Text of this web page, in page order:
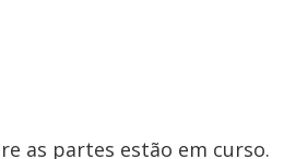
as partes estão em curso.